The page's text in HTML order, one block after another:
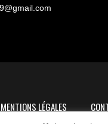
MENTIONS LÉGALES